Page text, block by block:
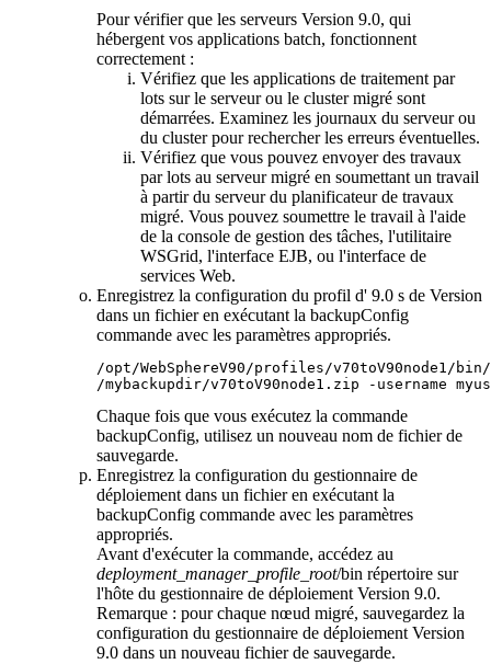
Pour vérifier que les serveurs Version 9.0, qui
hébergent vos applications batch, fonctionnent
correctement :
Vérifiez que les applications de traitement par
lots sur le serveur ou le cluster migré sont
démarrées. Examinez les journaux du serveur ou
du cluster pour rechercher les erreurs éventuelles.
Vérifiez que vous pouvez envoyer des travaux
par lots au serveur migré en soumettant un travail
à partir du serveur du planificateur de travaux
migré. Vous pouvez soumettre le travail à l'aide
de la console de gestion des tâches, l'utilitaire
WSGrid, l'interface EJB, ou l'interface de
services Web.
Enregistrez la configuration du profil d' 9.0 s de Version
dans un fichier en exécutant la backupConfig
commande avec les paramètres appropriés.
/opt/WebSphereV90/profiles/v70toV90node1/
/mybackupdir/v70toV90node1.zip
-username
Chaque fois que vous exécutez la commande
backupConfig, utilisez un nouveau nom de fichier de
sauvegarde.
Enregistrez la configuration du gestionnaire de
déploiement dans un fichier en exécutant la
backupConfig commande avec les paramètres
appropriés.
Avant d'exécuter la commande, accédez au
deployment_manager_profile_root/bin répertoire sur
l'hôte du gestionnaire de déploiement Version 9.0.
Remarque : pour chaque nœud migré, sauvegardez la
configuration du gestionnaire de déploiement Version
9.0 dans un nouveau fichier de sauvegarde.